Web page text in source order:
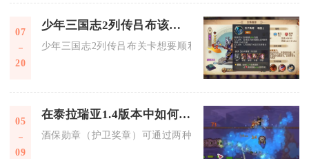
07
20
少年三国志2列传吕布该如何过
少年三国志2列传吕布关卡想要顺利通关，核心思路是采用
05
09
在泰拉瑞亚1.4版本中如何得到酒保勋章
酒保勋章（护卫奖章）可通过两种核心途径获取：首次与酒